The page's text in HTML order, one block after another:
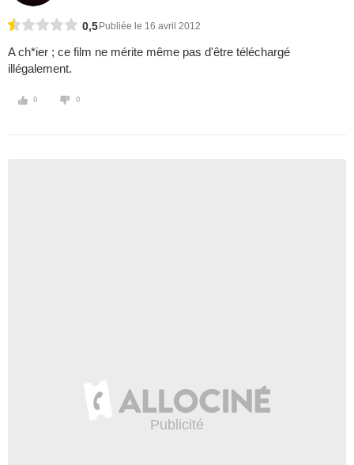
0,5 Publiée le 16 avril 2012
A ch*ier ; ce film ne mérite même pas d'être téléchargé
illégalement.
0 0